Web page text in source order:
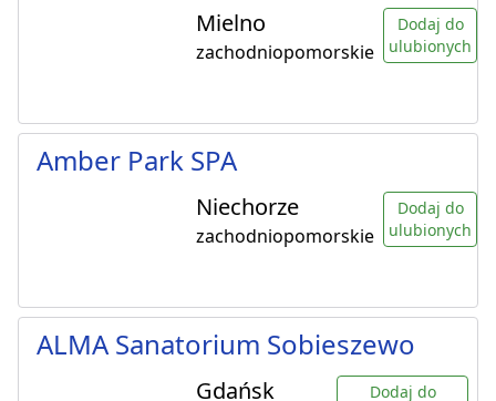
Mielno
zachodniopomorskie
Dodaj do
ulubionych
Amber Park SPA
Niechorze
zachodniopomorskie
Dodaj do
ulubionych
ALMA Sanatorium Sobieszewo
Gdańsk Dodaj do